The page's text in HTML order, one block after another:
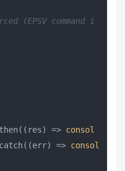
(EPSV command i
( res) => consol
(err) => consol